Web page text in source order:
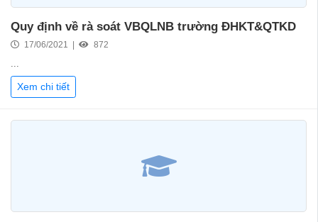
Quy định về rà soát VBQLNB trường ĐHKT&QTKD
17/06/2021 | 872
...
Xem chi tiết